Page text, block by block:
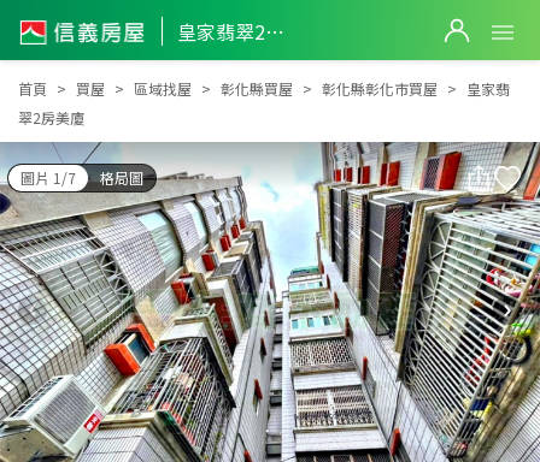
皇家翡翠2房美廈
皇家翡翠2房美廈
首頁 買屋 區域找屋 彰化縣買屋 彰化縣彰化市買屋
皇家翡
翠2房美廈
圖片 1/7 格局圖